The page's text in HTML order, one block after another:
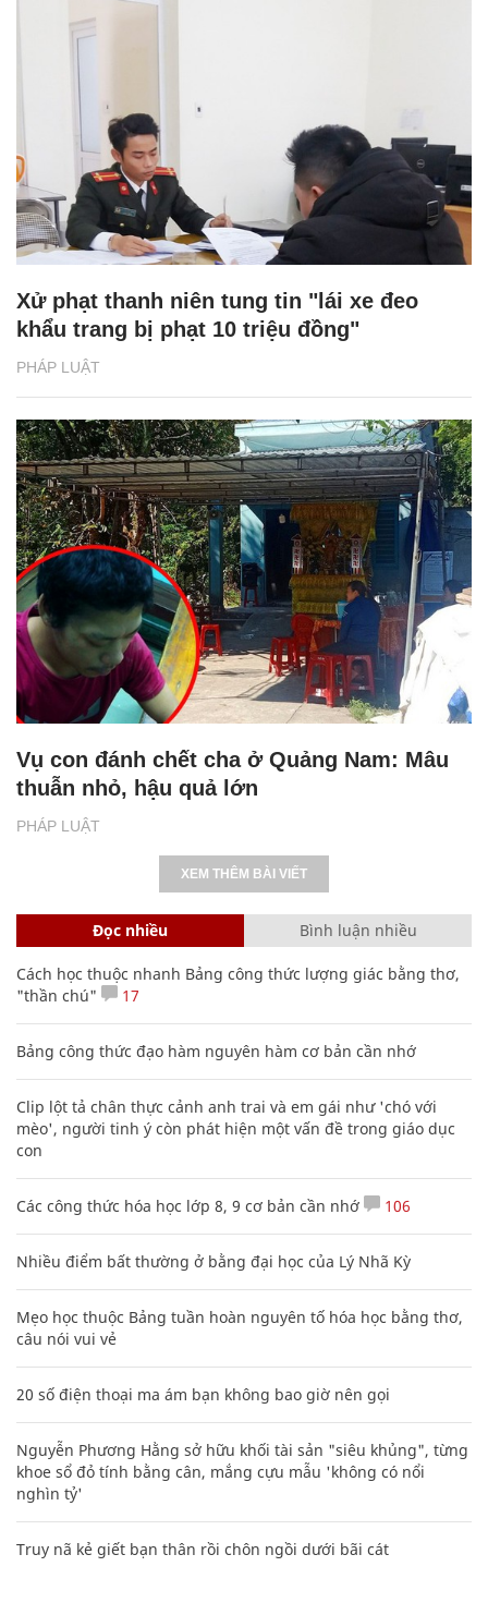
PHÁP LUẬT
Xử phạt thanh niên tung tin "lái xe đeo
khẩu trang bị phạt 10 triệu đồng"
PHÁP LUẬT
Vụ con đánh chết cha ở Quảng Nam: Mâu
thuẫn nhỏ, hậu quả lớn
XEM THÊM BÀI VIẾT
Đọc nhiều Bình luận nhiều
Cách học thuộc nhanh Bảng công thức lượng giác bằng thơ,
"thần chú"
17
Bảng công thức đạo hàm nguyên hàm cơ bản cần nhớ
Clip lột tả chân thực cảnh anh trai và em gái như 'chó với
mèo', người tinh ý còn phát hiện một vấn đề trong giáo dục
con
Các công thức hóa học lớp 8, 9 cơ bản cần nhớ 106
Nhiều điểm bất thường ở bằng đại học của Lý Nhã Kỳ
Mẹo học thuộc Bảng tuần hoàn nguyên tố hóa học bằng thơ,
câu nói vui vẻ
20 số điện thoại ma ám bạn không bao giờ nên gọi
Nguyễn Phương Hằng sở hữu khối tài sản "siêu khủng", từng
khoe sổ đỏ tính bằng cân, mắng cựu mẫu 'không có nổi
nghìn tỷ'
Truy nã kẻ giết bạn thân rồi chôn ngồi dưới bãi cát